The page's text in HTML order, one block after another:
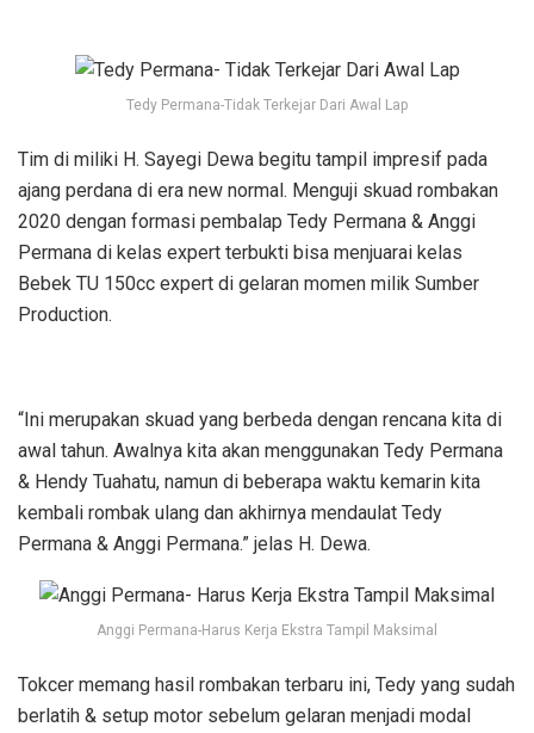
Tedy Permana-Tidak Terkejar Dari Awal Lap
Tim di miliki H. Sayegi Dewa begitu tampil impresif pada
ajang perdana di era new normal. Menguji skuad rombakan
2020 dengan formasi pembalap Tedy Permana & Anggi
Permana di kelas expert terbukti bisa menjuarai kelas
Bebek TU 150cc expert di gelaran momen milik Sumber
Production.
“Ini merupakan skuad yang berbeda dengan rencana kita di
awal tahun. Awalnya kita akan menggunakan Tedy Permana
& Hendy Tuahatu, namun di beberapa waktu kemarin kita
kembali rombak ulang dan akhirnya mendaulat Tedy
Permana & Anggi Permana.” jelas H. Dewa.
Anggi Permana-Harus Kerja Ekstra Tampil Maksimal
Tokcer memang hasil rombakan terbaru ini, Tedy yang sudah
berlatih & setup motor sebelum gelaran menjadi modal